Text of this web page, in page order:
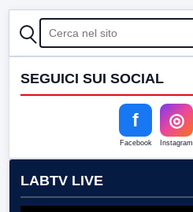
CERCA
SEGUICI SUI SOCIAL
f
Facebook
◎
Instagram
LABTV LIVE